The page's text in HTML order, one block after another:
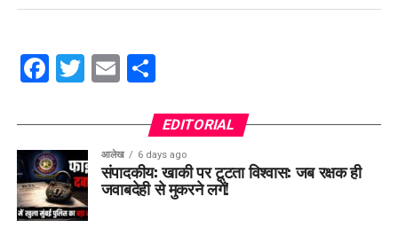
Facebook
Twitter
EmailShare
EDITORIAL
आलेख 6 days ago
संपादकीय: खाकी पर टूटता विश्वास: जब रक्षक ही
जवाबदेही से मुकरने लगें!